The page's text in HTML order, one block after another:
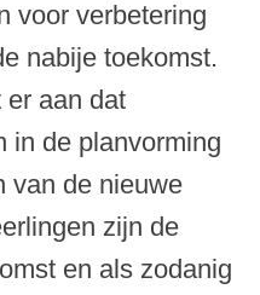
voor verbetering
nabije toekomst.
er aan dat
in de planvorming
van de nieuwe
zijn de
en als zodanig